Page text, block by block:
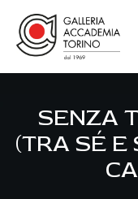
SENZA
(TRA SÉ E
CA
GAT
ARTISTI
MOSTRE